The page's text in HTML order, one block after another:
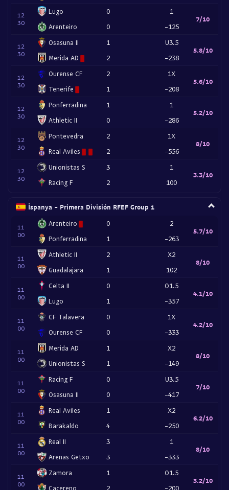
12
30
Lugo
Arenteiro
0
0
1
-125
7/10
12
30
Osasuna II
Merida AD
1
2
U3.5
-238
5.8/10
12
30
Ourense CF
Tenerife
2
1
1X
-208
5.6/10
12
30
Ponferradina
Athletic II
1
0
1
-286
5.2/10
12
30
Pontevedra
Real Aviles
2
2
1X
-556
8/10
12
30
Unionistas S
Racing F
3
2
1
100
3.3/10
İspanya - Primera División RFEF Group 1
11
00
Arenteiro
Ponferradina
0
1
2
-263
5.7/10
11
00
Athletic II
Guadalajara
2
1
X2
102
8/10
11
00
Celta II
Lugo
0
1
O1.5
-357
4.1/10
11
00
CF Talavera
Ourense CF
0
0
1X
-333
4.2/10
11
00
Merida AD
Unionistas S
1
1
X2
-149
8/10
11
00
Racing F
Osasuna II
0
0
U3.5
-417
7/10
11
00
Real Aviles
Barakaldo
1
4
X2
-250
6.2/10
11
00
Real II
Arenas Getxo
3
3
1
-333
8/10
11
00
Zamora
Cacereno
1
2
O1.5
-200
3.2/10